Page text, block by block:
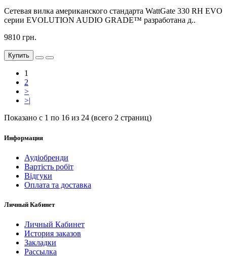
Сетевая вилка американского стандарта WattGate 330 RH EVO
серии EVOLUTION AUDIO GRADE™ разработана д..
9810 грн.
Купить
1
2
>
>|
Показано с 1 по 16 из 24 (всего 2 страниц)
Информация
Аудіобренди
Вартість робіт
Відгуки
Оплата та доставка
Личный Кабинет
Личный Кабинет
История заказов
Закладки
Рассылка